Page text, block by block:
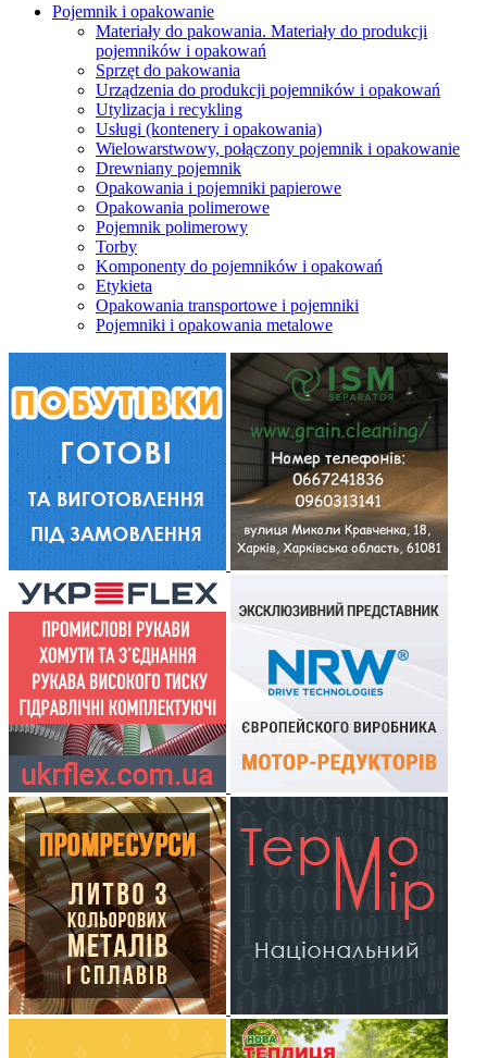
Pojemnik i opakowanie
Materiały do ​​pakowania. Materiały do ​​produkcji
pojemników i opakowań
Sprzęt do pakowania
Urządzenia do produkcji pojemników i opakowań
Utylizacja i recykling
Usługi (kontenery i opakowania)
Wielowarstwowy, połączony pojemnik i opakowanie
Drewniany pojemnik
Opakowania i pojemniki papierowe
Opakowania polimerowe
Pojemnik polimerowy
Torby
Komponenty do pojemników i opakowań
Etykieta
Opakowania transportowe i pojemniki
Pojemniki i opakowania metalowe